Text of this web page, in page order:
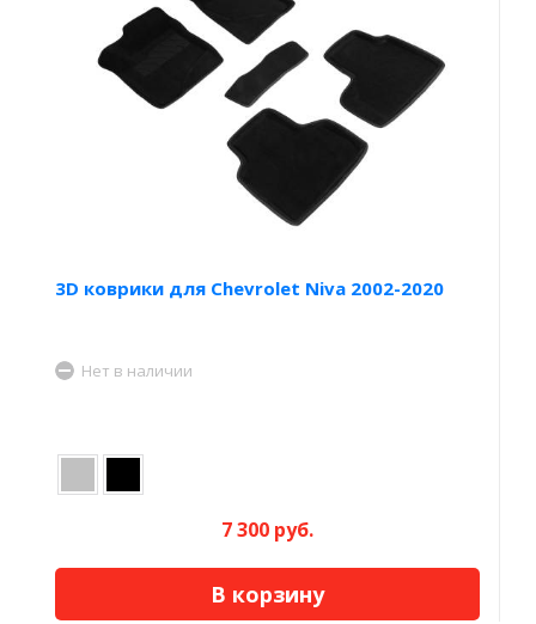
3D коврики для Chevrolet Niva 2002-2020
Нет в наличии
7 300 руб.
В корзину